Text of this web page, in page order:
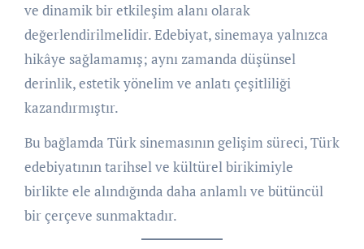
ve dinamik bir etkileşim alanı olarak
değerlendirilmelidir. Edebiyat, sinemaya yalnızca
hikâye sağlamamış; aynı zamanda düşünsel
derinlik, estetik yönelim ve anlatı çeşitliliği
kazandırmıştır.
Bu bağlamda Türk sinemasının gelişim süreci, Türk
edebiyatının tarihsel ve kültürel birikimiyle
birlikte ele alındığında daha anlamlı ve bütüncül
bir çerçeve sunmaktadır.